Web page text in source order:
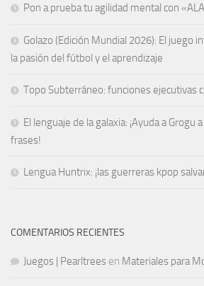
Pon a prueba tu agilidad mental con
Golazo (Edición Mundial 2026): El juego
la pasión del fútbol y el aprendizaje
Topo Subterráneo: funciones ejecutivas
El lenguaje de la galaxia: ¡Ayuda a Grogu
frases!
Lengua Huntrix: ¡las guerreras kpop
COMENTARIOS RECIENTES
Juegos | Pearltrees en Materiales para